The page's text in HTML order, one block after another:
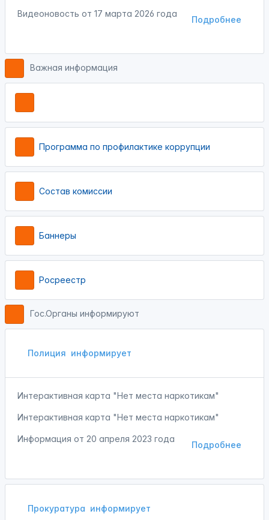
Подробнее
Видеоновость от 17 марта 2026 года
Важная информация
Программа по профилактике коррупции
Состав комиссии
Баннеры
Росреестр
Гос.Органы информируют
Полиция информирует
Интерактивная карта "Нет места наркотикам"
Интерактивная карта "Нет места наркотикам"
Подробнее
Информация от 20 апреля 2023 года
Прокуратура информирует